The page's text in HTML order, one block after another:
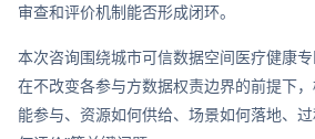
审查和评价机制能否形成闭环。
本次咨询围绕城市可信数据空间医疗健康专
在不改变各参与方数据权责边界的前提下
能参与、资源如何供给、场景如何落地、